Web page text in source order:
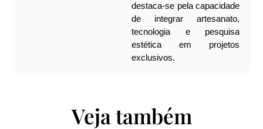
destaca-se pela capacidade
de integrar artesanato,
tecnologia e pesquisa
estética em projetos
exclusivos.
Veja também